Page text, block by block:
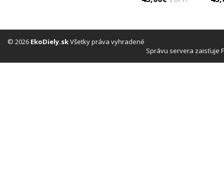
© 2026 EkoDiely.skVšetky práva vyhradené
Správu servera zaisťuje